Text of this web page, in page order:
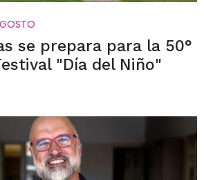
se prepara para la 50°
"Día del Niño"